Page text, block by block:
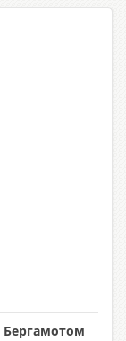
Бергамотом